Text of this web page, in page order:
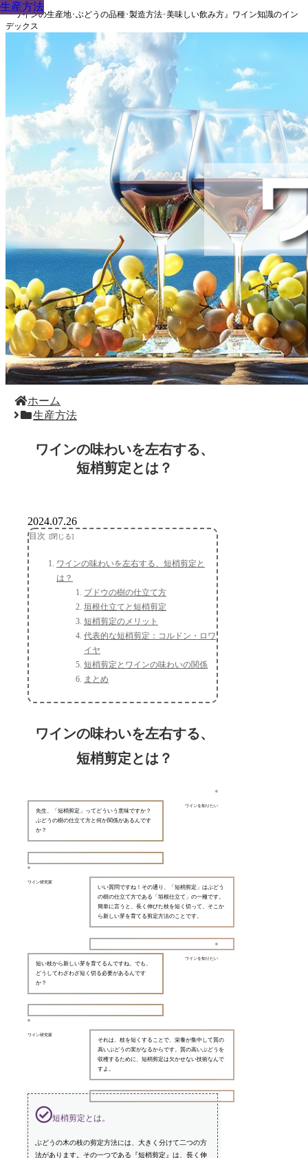
『ワインの生産地･ぶどうの品種･製造方法･美味しい飲み方』ワイン知識のイン
デックス
ホーム
生産方法
ワインの味わいを左右する、
短梢剪定とは？
生産方法
2024.07.26
目次
ワインの味わいを左右する、短梢剪定と
は？
ブドウの樹の仕立て方
垣根仕立てと短梢剪定
短梢剪定のメリット
代表的な短梢剪定：コルドン・ロワ
イヤ
短梢剪定とワインの味わいの関係
まとめ
ワインの味わいを左右する、
短梢剪定とは？
ワインを知りたい
先生、「短梢剪定」ってどういう意味ですか？
ぶどうの樹の仕立て方と何か関係があるんです
か？
ワイン研究家
いい質問ですね！その通り、「短梢剪定」はぶどう
の樹の仕立て方である「垣根仕立て」の一種です。
簡単に言うと、長く伸びた枝を短く切って、そこか
ら新しい芽を育てる剪定方法のことです。
ワインを知りたい
短い枝から新しい芽を育てるんですね。でも、
どうしてわざわざ短く切る必要があるんです
か？
ワイン研究家
それは、枝を短くすることで、栄養が集中して質の
高いぶどうの実がなるからです。質の高いぶどうを
収穫するために、短梢剪定は欠かせない技術なんで
すよ。
短梢剪定とは。
ぶどうの木の枝の剪定方法には、大きく分けて二つの方
法があります。その一つである『短梢剪定』は、長く伸
生産方法
生産方法
生産方法
生産方法
生産方法
生産方法
生産方法
生産方法